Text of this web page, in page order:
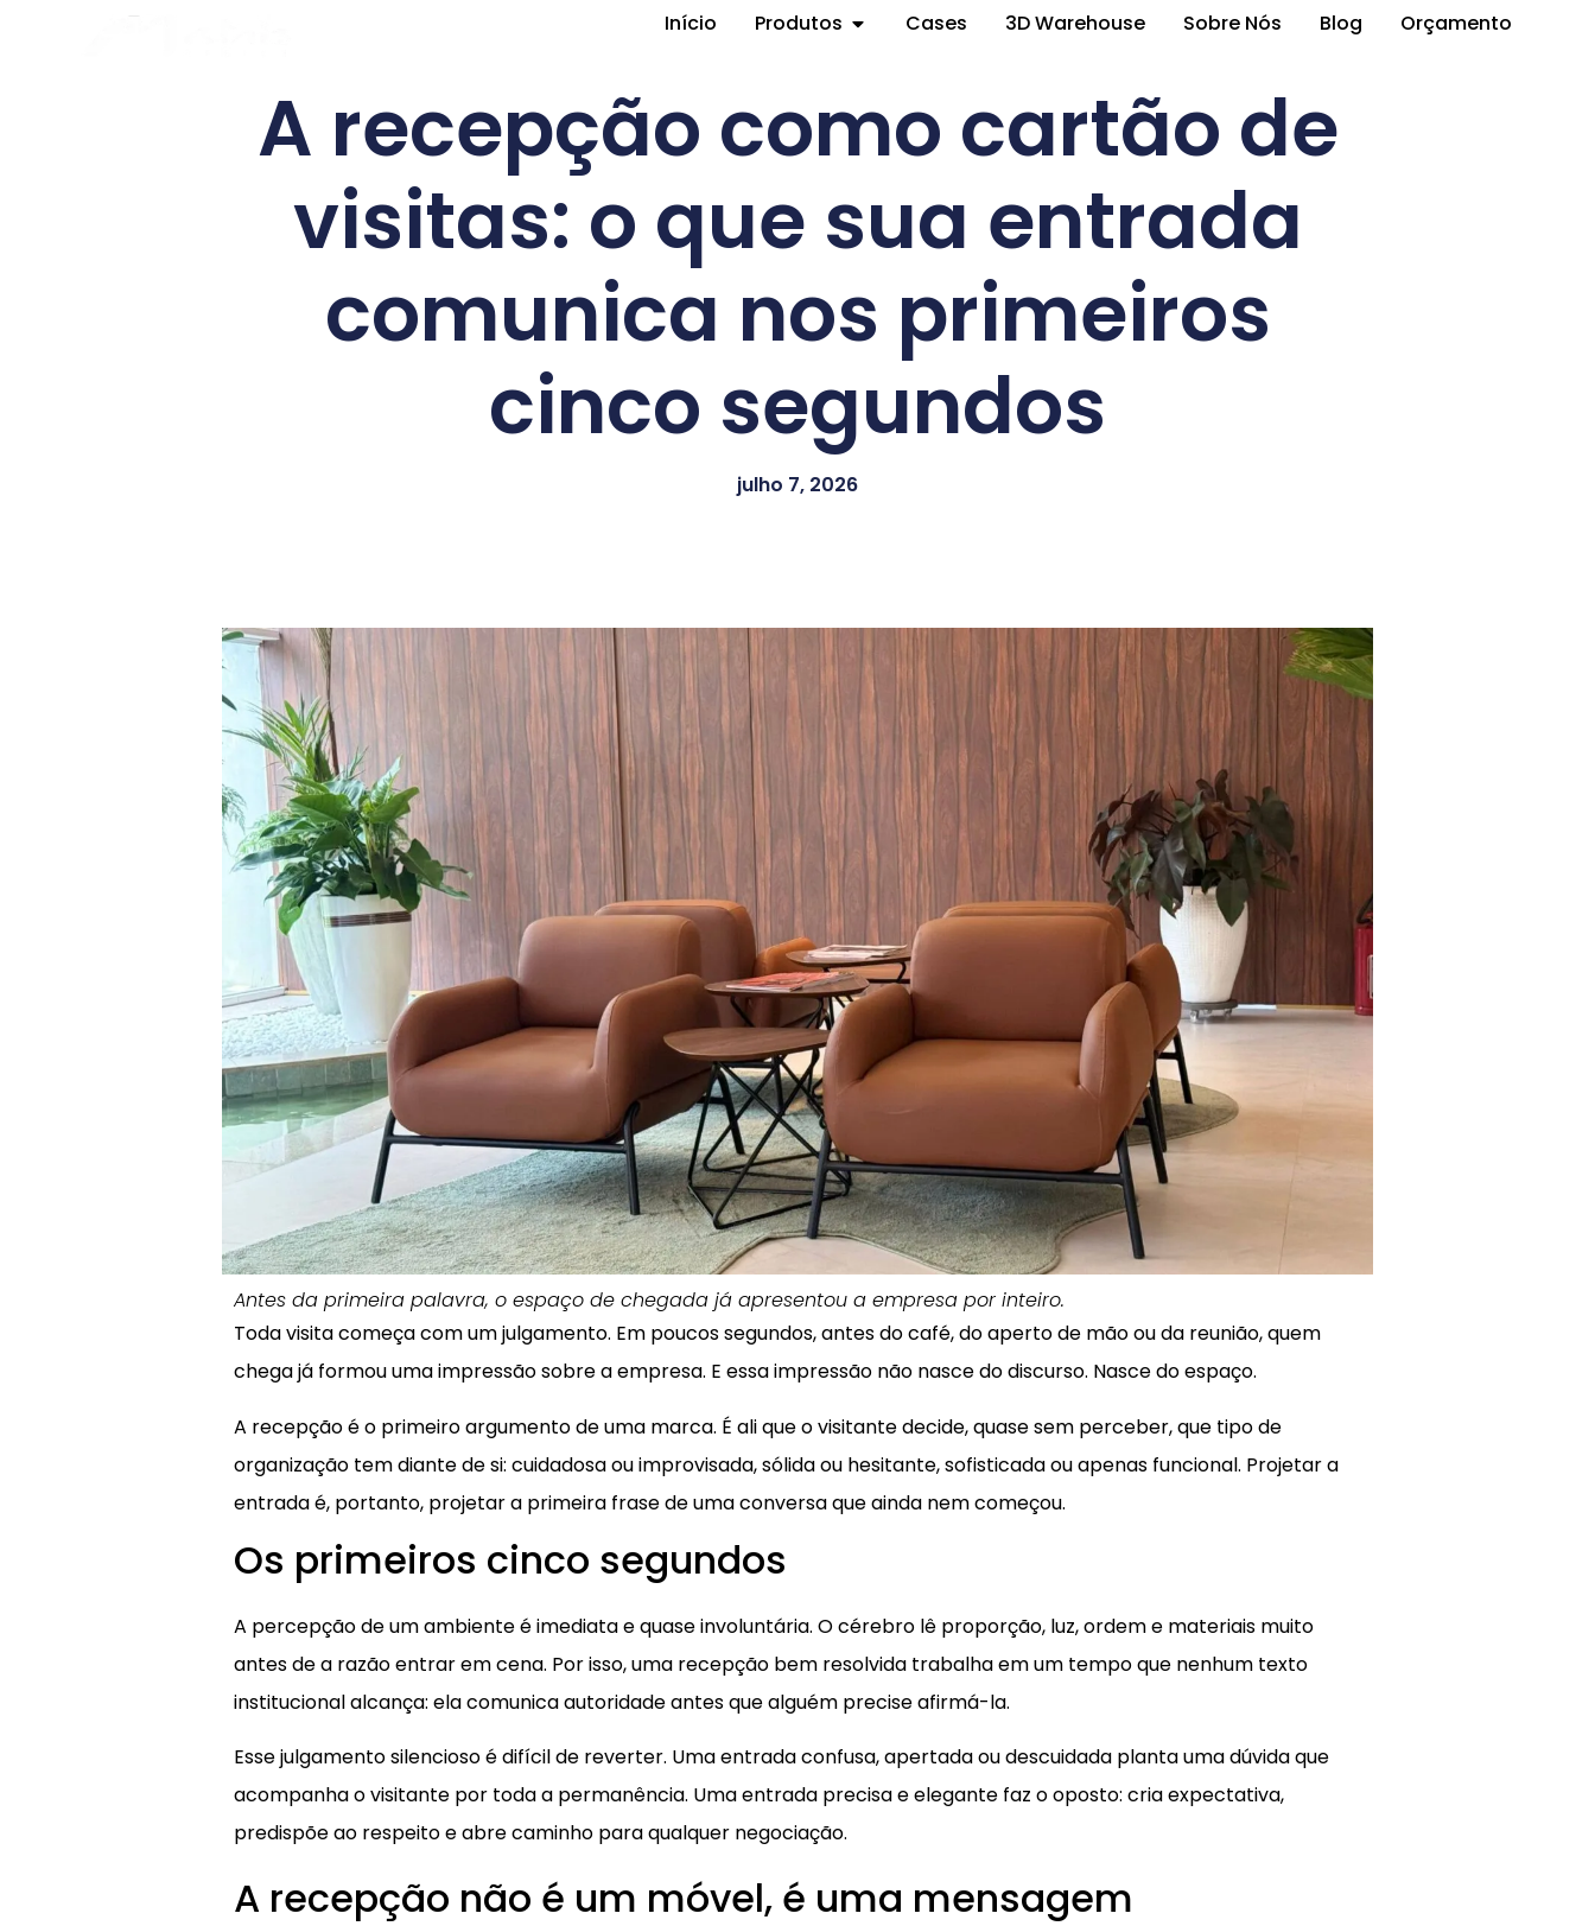
Início Produtos Cases 3D Warehouse Sobre Nós Blog Orçamento
A recepção como cartão de
visitas: o que sua entrada
comunica nos primeiros
cinco segundos
julho 7, 2026
Antes da primeira palavra, o espaço de chegada já apresentou a empresa por inteiro.
Toda visita começa com um julgamento. Em poucos segundos, antes do café, do aperto de mão ou da reunião, quem
chega já formou uma impressão sobre a empresa. E essa impressão não nasce do discurso. Nasce do espaço.
A recepção é o primeiro argumento de uma marca. É ali que o visitante decide, quase sem perceber, que tipo de
organização tem diante de si: cuidadosa ou improvisada, sólida ou hesitante, sofisticada ou apenas funcional. Projetar a
entrada é, portanto, projetar a primeira frase de uma conversa que ainda nem começou.
Os primeiros cinco segundos
A percepção de um ambiente é imediata e quase involuntária. O cérebro lê proporção, luz, ordem e materiais muito
antes de a razão entrar em cena. Por isso, uma recepção bem resolvida trabalha em um tempo que nenhum texto
institucional alcança: ela comunica autoridade antes que alguém precise afirmá-la.
Esse julgamento silencioso é difícil de reverter. Uma entrada confusa, apertada ou descuidada planta uma dúvida que
acompanha o visitante por toda a permanência. Uma entrada precisa e elegante faz o oposto: cria expectativa,
predispõe ao respeito e abre caminho para qualquer negociação.
A recepção não é um móvel, é uma mensagem